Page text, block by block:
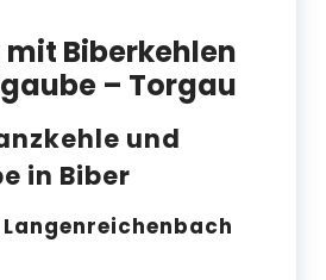
Biberkehlen
– Torgau
und
in Biber